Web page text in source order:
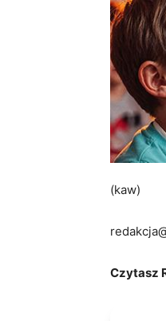
(kaw)
Czytasz